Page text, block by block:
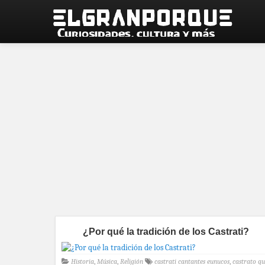
¿Por qué la tradición de los Castrati?
Historia, Música, Religión castrati cantantes eunucos, castrato